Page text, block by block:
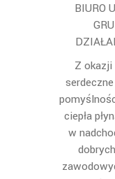
BIURO
Z
ciepła
w